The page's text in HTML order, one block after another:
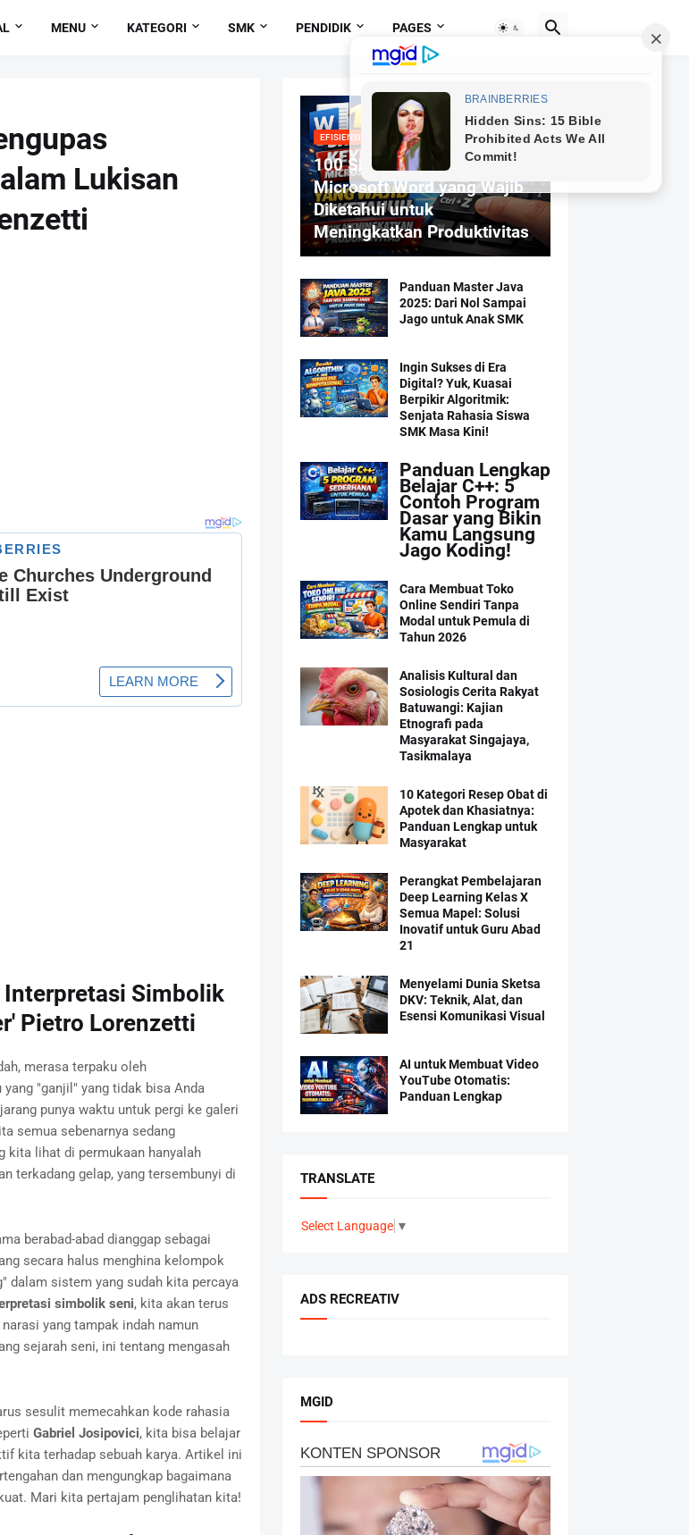
MENU KATEGORI SMK PENDIDIK PAGES
Lukisan
Interpretasi Simbolik
Pietro Lorenzetti
merasa terpaku oleh
"ganjil" yang tidak bisa Anda
punya waktu untuk pergi ke galeri
semua sebenarnya sedang
kita lihat di permukaan hanyalah
terkadang gelap, yang tersembunyi di
berabad-abad dianggap sebagai
secara halus menghina kelompok
dalam sistem yang sudah kita percaya
simbolik seni, kita akan terus
yang tampak indah namun
sejarah seni, ini tentang mengasah
sesulit memecahkan kode rahasia
Gabriel Josipovici, kita bisa belajar
kita terhadap sebuah karya. Artikel ini
dan mengungkap bagaimana
Mari kita pertajam penglihatan kita!
EFISIENSI MENGETIK
100 Shortcut Keyboard
Microsoft Word yang Wajib
Diketahui untuk
Meningkatkan Produktivitas
Panduan Master Java
2025: Dari Nol Sampai
Jago untuk Anak SMK
Ingin Sukses di Era
Digital? Yuk, Kuasai
Berpikir Algoritmik:
Senjata Rahasia Siswa
SMK Masa Kini!
Panduan Lengkap
Belajar C++: 5
Contoh Program
Dasar yang Bikin
Kamu Langsung
Jago Koding!
Cara Membuat Toko
Online Sendiri Tanpa
Modal untuk Pemula di
Tahun 2026
Analisis Kultural dan
Sosiologis Cerita Rakyat
Batuwangi: Kajian
Etnografi pada
Masyarakat Singajaya,
Tasikmalaya
10 Kategori Resep Obat di
Apotek dan Khasiatnya:
Panduan Lengkap untuk
Masyarakat
Perangkat Pembelajaran
Deep Learning Kelas X
Semua Mapel: Solusi
Inovatif untuk Guru Abad
21
Menyelami Dunia Sketsa
DKV: Teknik, Alat, dan
Esensi Komunikasi Visual
AI untuk Membuat Video
YouTube Otomatis:
Panduan Lengkap
TRANSLATE
Select Language ▼
ADS RECREATIV
MGID